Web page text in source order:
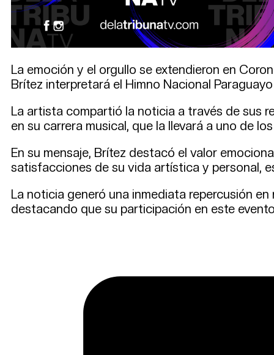
La emoción y el orgullo se extendieron en
Brítez interpretará el Himno Nacional
La artista compartió la noticia a través de sus
en su carrera musical, que la llevará a uno de
En su mensaje, Brítez destacó el valor
satisfacciones de su vida artística y personal,
La noticia generó una inmediata repercusión
destacando que su participación en este